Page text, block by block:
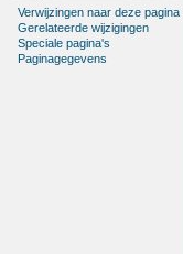
Verwijzingen naar deze pagina
Gerelateerde wijzigingen
Speciale pagina's
Paginagegevens